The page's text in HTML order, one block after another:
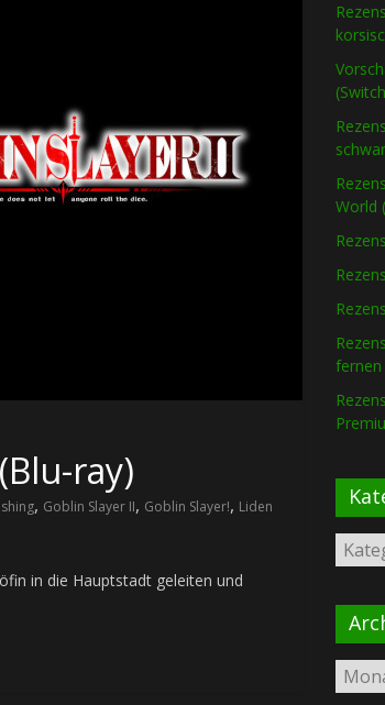
ray)
, Goblin Slayer II, Goblin Slayer!, Liden
in die Hauptstadt geleiten und
World
fernen
Archiv